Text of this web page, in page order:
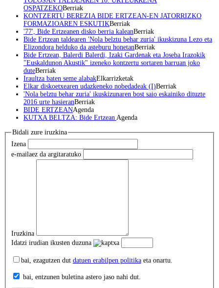
OSPATZEKOBerriak
KONTZERTU BEREZIA BIDE ERTZEAN-EN JATORRIZKO
FORMAZIOAREN ESKUTIKBerriak
'77', Bide Ertzeanen disko berria kaleanBerriak
Bide Ertzean taldearen 'Nola belztu behar zuria' ikuskizuna Lezo eta
Elizondora helduko da asteburu honetanBerriak
Bide Ertzean, Balerdi Balerdi, Izaki Gardenak eta Joseba Irazokik
"Euskaldunon Akustik" izeneko kontzertu sortaren barruan joko
duteBerriak
Iraultza baten seme alabakElkarrizketak
Elkar diskoetxearen udazkeneko nobedadeak (I)Berriak
'Nola belztu behar zuria' ikuskizunaren bost saio eskainiko dituzte
2016 urte hasieranBerriak
BIDE ERTZEANAgenda
KUTXA BELTZA: Bide Ertzean Agenda
Bidali zure iruzkina
Izena
e-mailaez da argitaratuko
Iruzkina
Idatzi irudian ikusten duzuna
bai, ezagutzen dut datuen erabilpen politikaeta onartu.
bai, entzunen buletina astero jaso nahi dut.